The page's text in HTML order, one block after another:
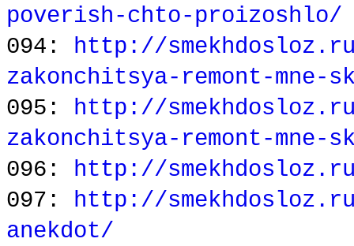
poverish-chto-proizoshlo/
094: http://
zakonchitsya-remont-
095: http://
zakonchitsya-remont-
096: http://
097: http://
anekdot/